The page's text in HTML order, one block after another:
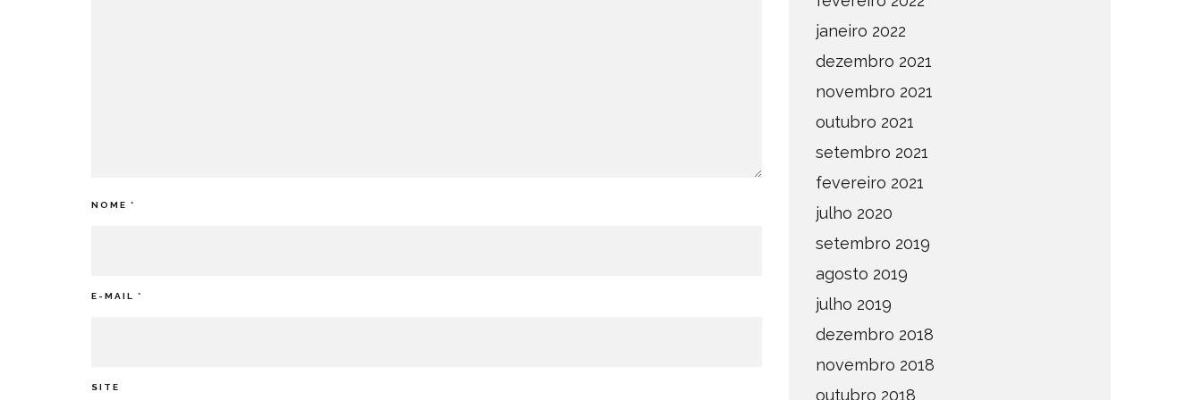
NOME *
E-MAIL *
SITE
janeiro 2022
dezembro 2021
novembro 2021
outubro 2021
setembro 2021
fevereiro 2021
julho 2020
setembro 2019
agosto 2019
julho 2019
dezembro 2018
novembro 2018
outubro 2018